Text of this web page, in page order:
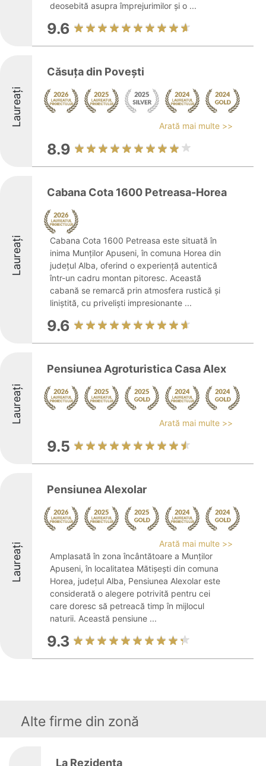
deosebită asupra împrejurimilor și o ...
9.6
Laureați
Căsuța din Poveşti
Arată mai multe >>
8.9
Laureați
Cabana Cota 1600 Petreasa-Horea
Cabana Cota 1600 Petreasa este situată în
inima Munților Apuseni, în comuna Horea din
județul Alba, oferind o experiență autentică
într-un cadru montan pitoresc. Această
cabană se remarcă prin atmosfera rustică și
liniștită, cu priveliști impresionante ...
9.6
Laureați
Pensiunea Agroturistica Casa Alex
Arată mai multe >>
9.5
Laureați
Pensiunea Alexolar
Arată mai multe >>
Amplasată în zona încântătoare a Munților
Apuseni, în localitatea Mătișești din comuna
Horea, județul Alba, Pensiunea Alexolar este
considerată o alegere potrivită pentru cei
care doresc să petreacă timp în mijlocul
naturii. Această pensiune ...
9.3
Alte firme din zonă
La Rezidenta